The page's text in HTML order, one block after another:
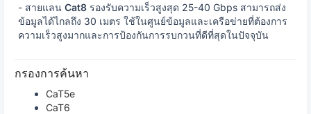
- สายแลน Cat8 รองรับความเร็วสูงสุด 25-40 Gbps สามารถส่ง
ข้อมูลได้ไกลถึง 30 เมตร ใช้ในศูนย์ข้อมูลและเครือข่ายที่ต้องการ
ความเร็วสูงมากและการป้องกันการรบกวนที่ดีที่สุดในปัจจุบัน
กรองการค้นหา
CaT5e
CaT6